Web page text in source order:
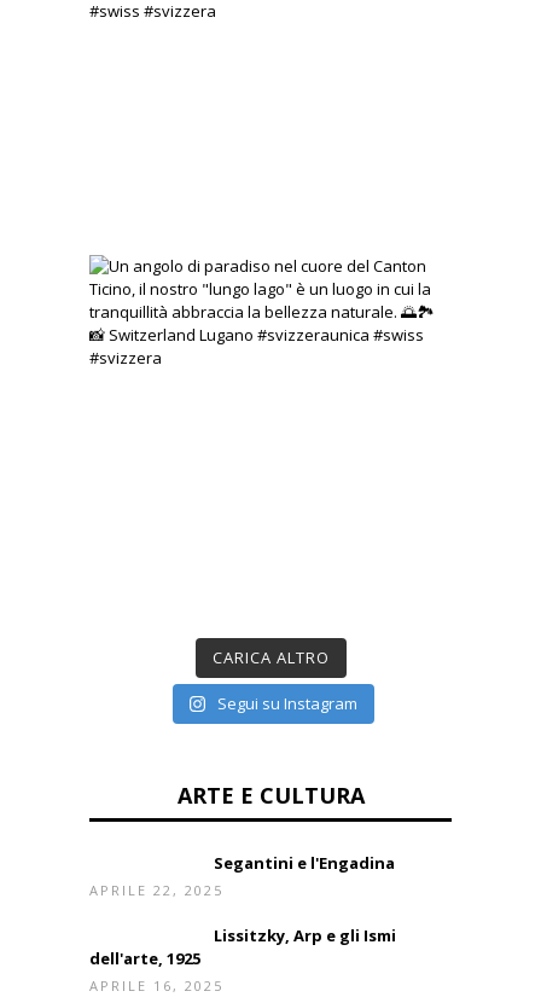
CARICA ALTRO
Segui su Instagram
ARTE E CULTURA
Segantini e l'Engadina
APRILE 22, 2025
Lissitzky, Arp e gli Ismi
dell'arte, 1925
APRILE 16, 2025